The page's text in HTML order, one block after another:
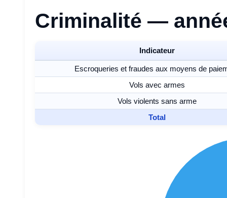
Criminalité —
Indicateur
Escroqueries et fraudes aux moyens de
Vols avec armes
Vols violents sans arme
Total